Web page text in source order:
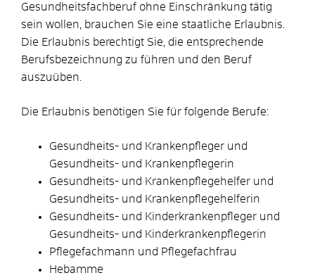
Gesundheitsfachberuf ohne Einschränkung tätig
sein wollen, brauchen Sie eine staatliche Erlaubnis.
Die Erlaubnis berechtigt Sie, die entsprechende
Berufsbezeichnung zu führen und den Beruf
auszuüben.
Die Erlaubnis benötigen Sie für folgende Berufe:
Gesundheits- und Krankenpfleger und
Gesundheits- und Krankenpflegerin
Gesundheits- und Krankenpflegehelfer und
Gesundheits- und Krankenpflegehelferin
Gesundheits- und Kinderkrankenpfleger und
Gesundheits- und Kinderkrankenpflegerin
Pflegefachmann und Pflegefachfrau
Hebamme